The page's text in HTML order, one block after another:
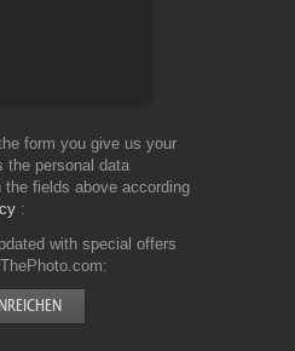
form you give us your
the personal data
fields above according
with special offers